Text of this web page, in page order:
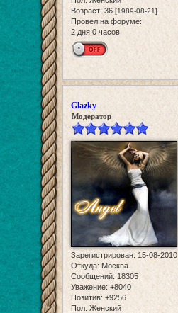
Возраст: 36 [1989-08-21]
Провел на форуме:
2 дня 0 часов
Glazky
Модератор
Зарегистрирован: 15-08-2010
Откуда: Москва
Сообщений: 18305
Уважение: +8040
Позитив: +9256
Пол: Женский